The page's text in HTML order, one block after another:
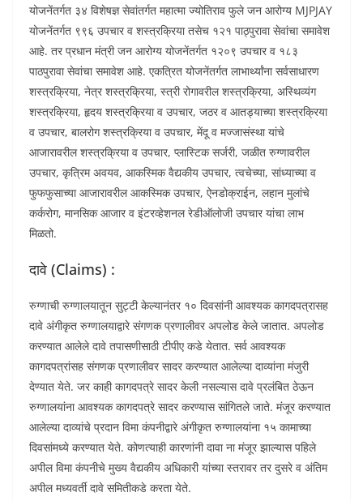
योजनेंतर्गत ३४ विशेषज्ञ सेवांतर्गत महात्मा ज्योतिराव फुले जन आरोग्य MJPJAY
योजनेंतर्गत ९९६ उपचार व शस्त्रक्रिया तसेच १२१ पाठ्पुरावा सेवांचा समावेश
आहे. तर प्रधान मंत्री जन आरोग्य योजनेंतर्गत १२०९ उपचार व १८३
पाठपुरावा सेवांचा समावेश आहे. एकत्रित योजनेंतर्गत लाभार्थ्यांना सर्वसाधारण
शस्त्रक्रिया, नेत्र शस्त्रक्रिया, स्त्री रोगावरील शस्त्रक्रिया, अस्थिव्यंग
शस्त्रक्रिया, हृदय शस्त्रक्रिया व उपचार, जठर व आतड्याच्या शस्त्रक्रिया
व उपचार, बालरोग शस्त्रक्रिया व उपचार, मेंदू व मज्जासंस्था यांचे
आजारावरील शस्त्रक्रिया व उपचार, प्लास्टिक सर्जरी, जळीत रुग्णावरील
उपचार, कृत्रिम अवयव, आकस्मिक वैद्यकीय उपचार, त्वचेच्या, सांध्याच्या व
फुफफुसाच्या आजारावरील आकस्मिक उपचार, ऐनडोक्राईन, लहान मुलांचे
कर्करोग, मानसिक आजार व इंटरव्हेशनल रेडीऑलोजी उपचार यांचा लाभ
मिळतो.
दावे (Claims) :
रुग्णाची रुग्णालयातून सुट्टी केल्यानंतर १० दिवसांनी आवश्यक कागदपत्रासह
दावे अंगीकृत रुग्णालयाद्वारे संगणक प्रणालीवर अपलोड केले जातात. अपलोड
करण्यात आलेले दावे तपासणीसाठी टीपीए कडे येतात. सर्व आवश्यक
कागदपत्रांसह संगणक प्रणालीवर सादर करण्यात आलेल्या दाव्यांना मंजुरी
देण्यात येते. जर काही कागदपत्रे सादर केली नसल्यास दावे प्रलंबित ठेऊन
रुग्णालयांना आवश्यक कागदपत्रे सादर करण्यास सांगितले जाते. मंजूर करण्यात
आलेल्या दाव्यांचे प्रदान विमा कंपनीद्वारे अंगीकृत रुग्णालयांना १५ कामाच्या
दिवसांमध्ये करण्यात येते. कोणत्याही कारणांनी दावा ना मंजूर झाल्यास पहिले
अपील विमा कंपनीचे मुख्य वैद्यकीय अधिकारी यांच्या स्तरावर तर दुसरे व अंतिम
अपील मध्यवर्ती दावे समितीकडे करता येते.